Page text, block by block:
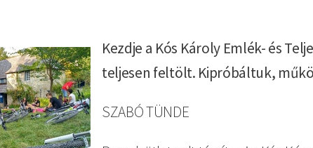
Kezdje a Kós Károly Emlék- és
teljesen feltölt. Kipróbáltuk,
SZABÓ TÜNDE